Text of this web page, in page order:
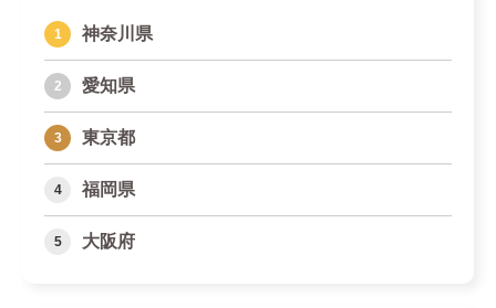
神奈川県
愛知県
東京都
福岡県
大阪府